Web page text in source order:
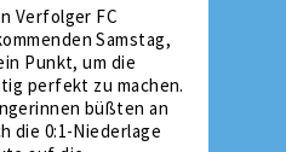
Verfolger FC
Samstag,
Punkt, um die
perfekt zu machen.
büßten an
die 0:1-Niederlage